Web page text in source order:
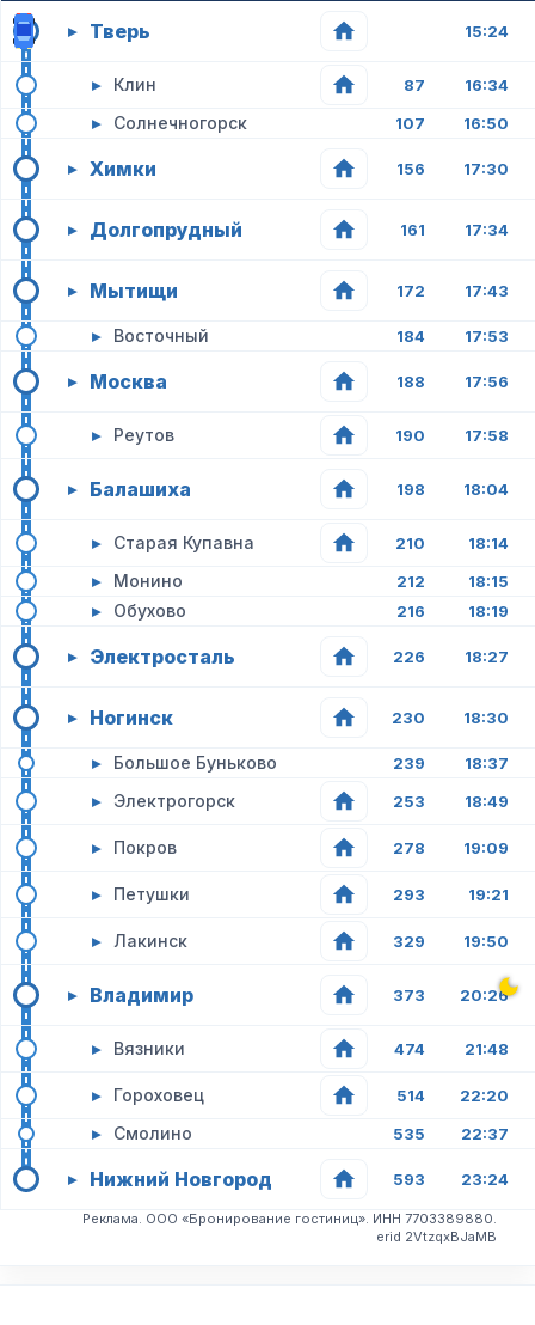
▸ Тверь 15:24
▸ Клин 87 16:34
▸ Солнечногорск 107 16:50
▸ Химки 156 17:30
▸ Долгопрудный 161 17:34
▸ Мытищи 172 17:43
▸ Восточный 184 17:53
▸ Москва 188 17:56
▸ Реутов 190 17:58
▸ Балашиха 198 18:04
▸ Старая Купавна 210 18:14
▸ Монино 212 18:15
▸ Обухово 216 18:19
▸ Электросталь 226 18:27
▸ Ногинск 230 18:30
▸ Большое Буньково 239 18:37
▸ Электрогорск 253 18:49
▸ Покров 278 19:09
▸ Петушки 293 19:21
▸ Лакинск 329 19:50
▸ Владимир 373 20:26
▸ Вязники 474 21:48
▸ Гороховец 514 22:20
▸ Смолино 535 22:37
▸ Нижний Новгород 593 23:24
Реклама. ООО «Бронирование гостиниц». ИНН 7703389880.
erid 2VtzqxBJaMB